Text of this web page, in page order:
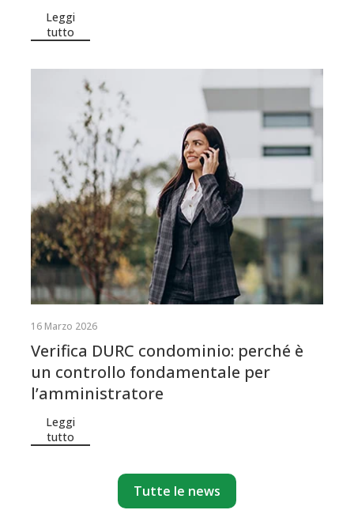
Leggi
tutto
16 Marzo 2026
Verifica DURC condominio: perché è
un controllo fondamentale per
l’amministratore
Leggi
tutto
Tutte le news